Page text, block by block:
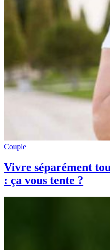
Couple
Vivre séparément
: ça vous tente ?